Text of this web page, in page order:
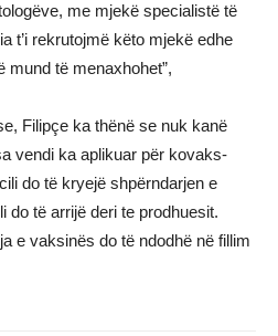
me mjekë specialistë të
t’i rekrutojmë këto mjekë edhe
mund të menaxhohet”,
Filipçe ka thënë se nuk kanë
vendi ka aplikuar për kovaks-
do të kryejë shpërndarjen e
do të arrijë deri te prodhuesit.
e vaksinës do të ndodhë në fillim